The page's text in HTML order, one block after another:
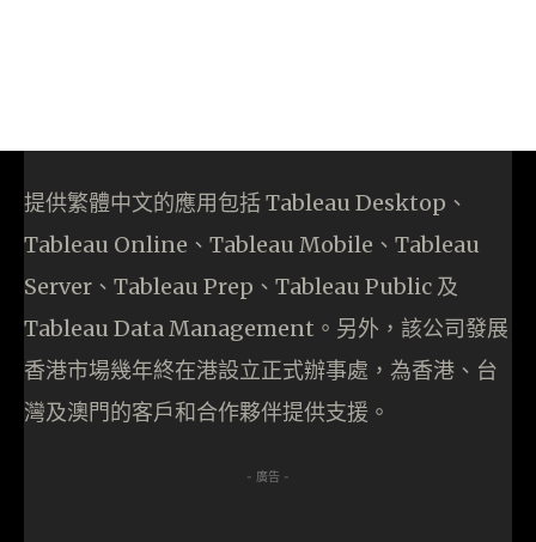
提供繁體中文的應用包括 Tableau Desktop、
Tableau Online、Tableau Mobile、Tableau
Server、Tableau Prep、Tableau Public 及
Tableau Data Management。另外，該公司發展
香港市場幾年終在港設立正式辦事處，為香港、台
灣及澳門的客戶和合作夥伴提供支援。
- 廣告 -